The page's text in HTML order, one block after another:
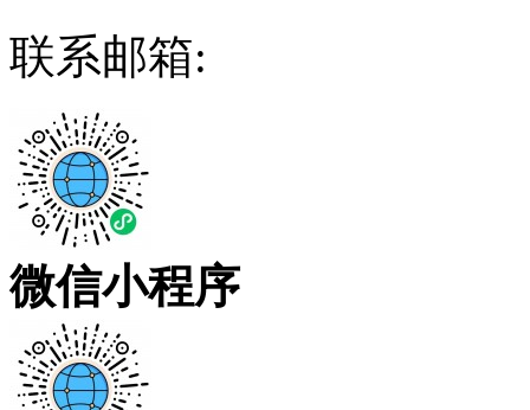
联系邮箱:
微信小程序